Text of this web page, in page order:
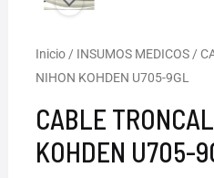
Inicio / INSUMOS MEDICOS /
NIHON KOHDEN U705-9GL
CABLE
KOHDEN U705-
CABLE
TRONCAL
SPO2
NIHON
KOHDEN